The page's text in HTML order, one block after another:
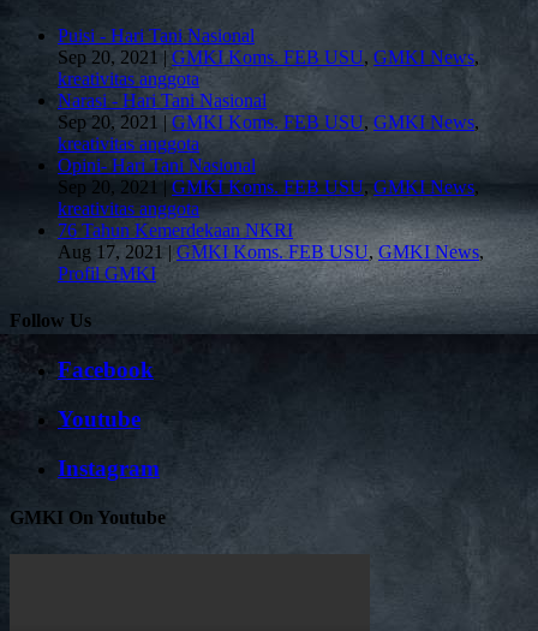
Puisi - Hari Tani Nasional
Sep 20, 2021 | GMKI Koms. FEB USU, GMKI News,
kreativitas anggota
Narasi - Hari Tani Nasional
Sep 20, 2021 | GMKI Koms. FEB USU, GMKI News,
kreativitas anggota
Opini- Hari Tani Nasional
Sep 20, 2021 | GMKI Koms. FEB USU, GMKI News,
kreativitas anggota
76 Tahun Kemerdekaan NKRI
Aug 17, 2021 |GMKI Koms. FEB USU, GMKI News,
Profil GMKI
Follow Us
Facebook
Youtube
Instagram
GMKI On Youtube